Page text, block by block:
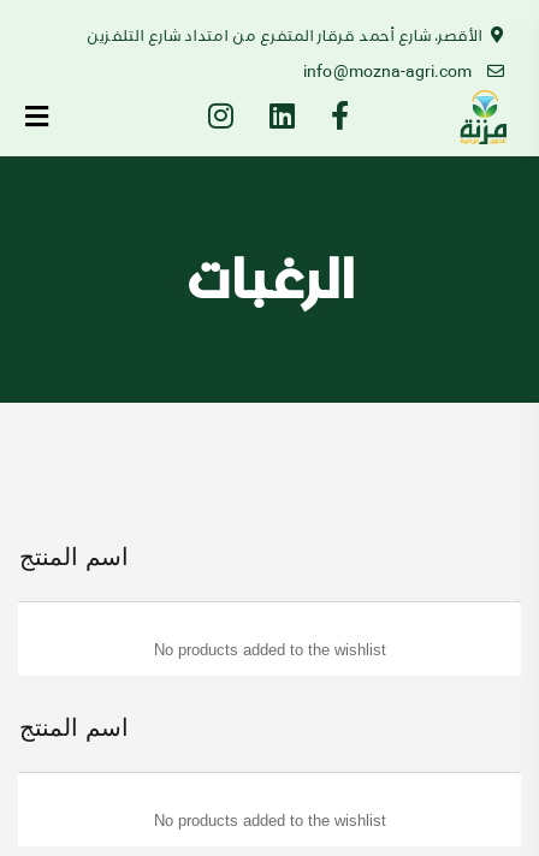
الأقصر، شارع أحمد قرقار المتفرع من امتداد شارع التلفزين
info@mozna-agri.com
الرغبات
اسم المنتج
No products added to the wishlist
اسم المنتج
No products added to the wishlist